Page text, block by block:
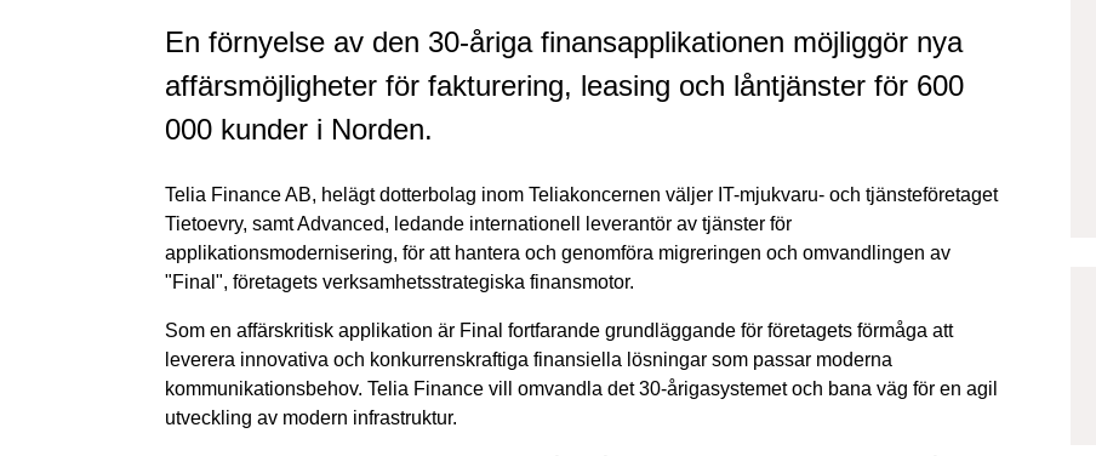
En förnyelse av den 30-åriga finansapplikationen möjliggör nya
affärsmöjligheter för fakturering, leasing och låntjänster för 600
000 kunder i Norden.
Telia Finance AB, helägt dotterbolag inom Teliakoncernen väljer IT-mjukvaru- och tjänsteföretaget
Tietoevry, samt Advanced, ledande internationell leverantör av tjänster för
applikationsmodernisering, för att hantera och genomföra migreringen och omvandlingen av
"Final", företagets verksamhetsstrategiska finansmotor.
Som en affärskritisk applikation är Final fortfarande grundläggande för företagets förmåga att
leverera innovativa och konkurrenskraftiga finansiella lösningar som passar moderna
kommunikationsbehov. Telia Finance vill omvandla det 30-årigasystemet och bana väg för en agil
utveckling av modern infrastruktur.